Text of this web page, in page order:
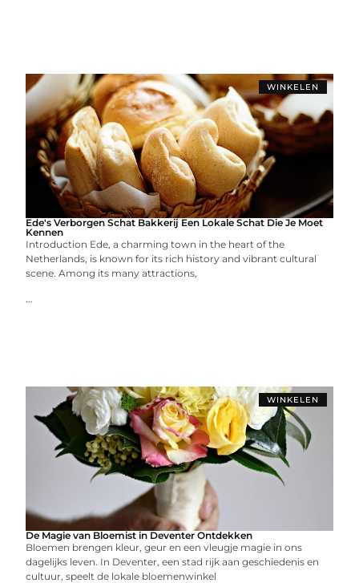
WINKELEN
Ede's Verborgen Schat Bakkerij Een Lokale Schat Die Je Moet
Kennen
Introduction Ede, a charming town in the heart of the
Netherlands, is known for its rich history and vibrant cultural
scene. Among its many attractions,
...
WINKELEN
De Magie van Bloemist in Deventer Ontdekken
Bloemen brengen kleur, geur en een vleugje magie in ons
dagelijks leven. In Deventer, een stad rijk aan geschiedenis en
cultuur, speelt de lokale bloemenwinkel